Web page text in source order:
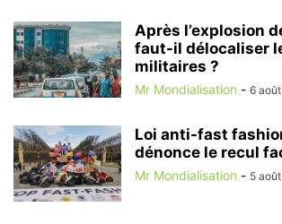
Après l’explosion
faut-il délocaliser
militaires ?
Mr Mondialisation - 6
Loi anti-fast
dénonce le recul
Mr Mondialisation - 5